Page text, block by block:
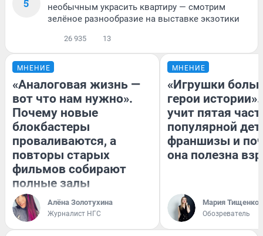
5
необычным украсить квартиру — смотрим
зелёное разнообразие на выставке экзотики
26 935 13
МНЕНИЕ
«Аналоговая жизнь —
вот что нам нужно».
Почему новые
блокбастеры
проваливаются, а
повторы старых
фильмов собирают
полные залы
Алёна Золотухина
Журналист НГС
МНЕНИЕ
«Игрушки
герои
учит пятая
популярной
франшизы и
она полезна
Мария Тищенко
Обозреватель